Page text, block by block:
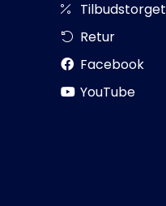
Tilbudstorget
Retur
Facebook
YouTube